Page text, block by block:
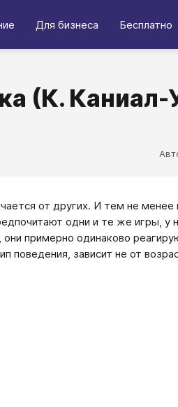
Для бизнеса Бесплатно
(К. Каниал-
от других. И тем не
одни и те же игры, у
примерно одинаково
поведения, зависит не от